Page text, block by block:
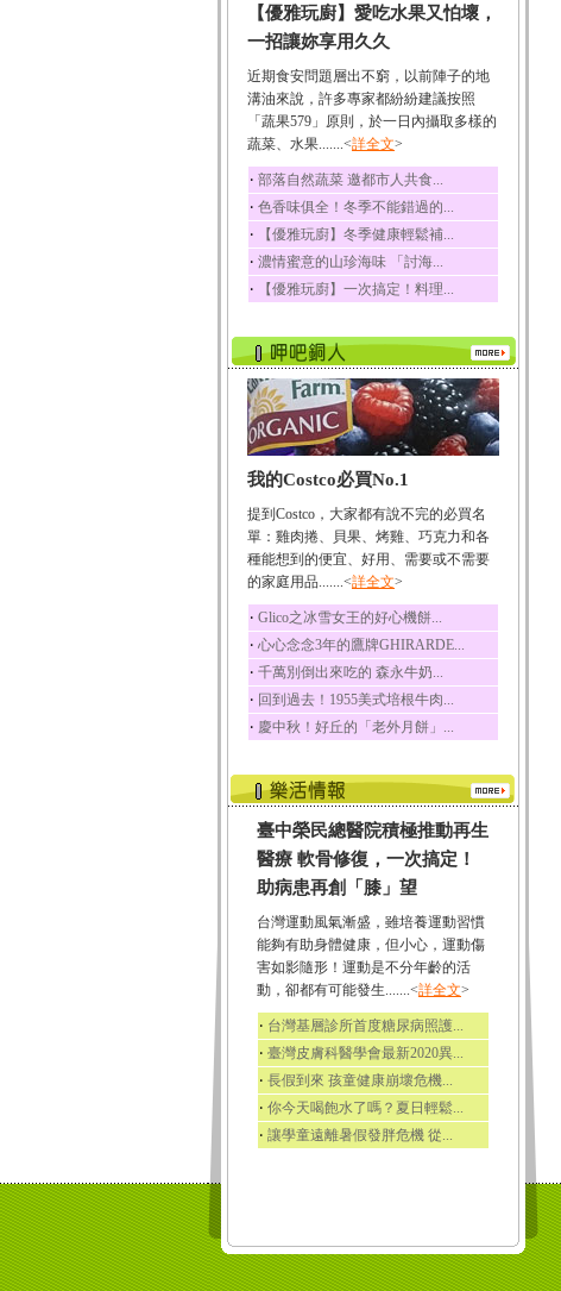
韭菜所含的膳食纖維能
幫助消化與通便；揮...
冬瓜
冬瓜營養價值高，鈉含
量極低是水腫病人的...
豆豉
豆豉裡頭含有營養的蛋
白質、脂肪、鈣、磷...
榛果
榛果裡所含的營養素有
蛋白質、脂肪、醣類...
迷迭香
酸、迷迭香酸、植物...
咖啡
咖啡中的咖啡因會刺激
中樞神經系統，特別...
椰子
椰子含有糖類、脂肪、
荔枝
荔枝性質溫和所含的營
養素有醣類、檸檬酸...
五味子
五味子性質溫熱所含營
養成分有揮發油、檸...
草魚
草魚含有維生素A、維生
素C、及豐富的蛋白...
【優雅玩廚】愛吃水果又怕壞，
一招讓妳享用久久
近期食安問題層出不窮，以前陣子的地
溝油來說，許多專家都紛紛建議按照
「蔬果579」原則，於一日內攝取多樣的
蔬菜、水果.......<詳全文>
‧ 部落自然蔬菜 邀都市人共食...
‧ 色香味俱全！冬季不能錯過的...
‧ 【優雅玩廚】冬季健康輕鬆補...
‧ 濃情蜜意的山珍海味 「討海...
‧ 【優雅玩廚】一次搞定！料理...
我的Costco必買No.1
提到Costco，大家都有說不完的必買名
單：雞肉捲、貝果、烤雞、巧克力和各
種能想到的便宜、好用、需要或不需要
的家庭用品.......<詳全文>
‧ Glico之冰雪女王的好心機餅...
‧ 心心念念3年的鷹牌GHIRARDE...
‧ 千萬別倒出來吃的 森永牛奶...
‧ 回到過去！1955美式培根牛肉...
‧ 慶中秋！好丘的「老外月餅」...
臺中榮民總醫院積極推動再生
醫療 軟骨修復，一次搞定！
助病患再創「膝」望
台灣運動風氣漸盛，雖培養運動習慣
能夠有助身體健康，但小心，運動傷
害如影隨形！運動是不分年齡的活
動，卻都有可能發生.......<詳全文>
‧ 台灣基層診所首度糖尿病照護...
‧ 臺灣皮膚科醫學會最新2020異...
‧ 長假到來 孩童健康崩壞危機...
‧ 你今天喝飽水了嗎？夏日輕鬆...
‧ 讓學童遠離暑假發胖危機 從...